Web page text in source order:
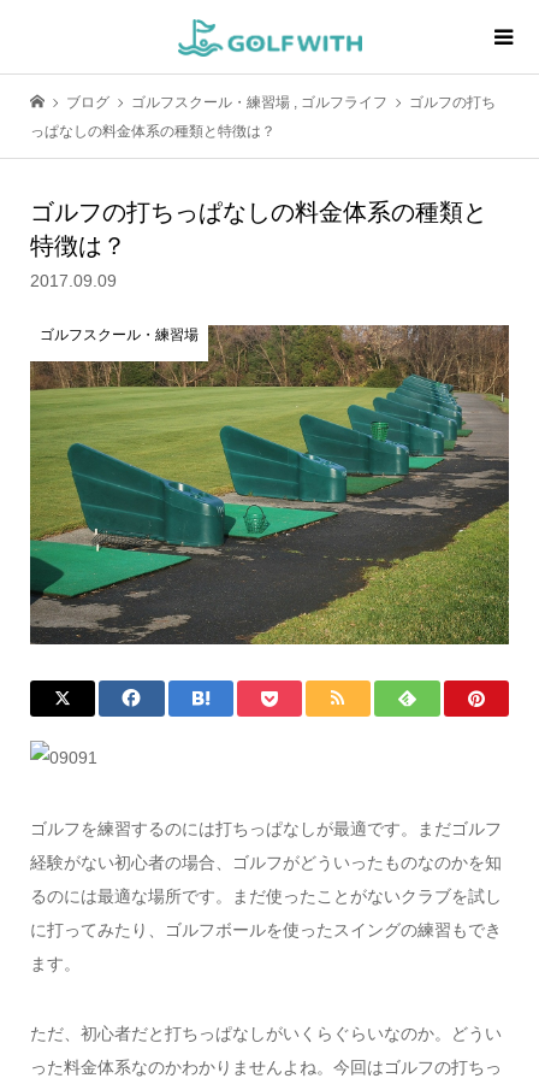
ブログ ゴルフスクール・練習場 , ゴルフライフ
ゴルフの打ち
っぱなしの料金体系の種類と特徴は？
ゴルフの打ちっぱなしの料金体系の種類と
特徴は？
2017.09.09
ゴルフスクール・練習場
ゴルフを練習するのには打ちっぱなしが最適です。まだゴルフ
経験がない初心者の場合、ゴルフがどういったものなのかを知
るのには最適な場所です。まだ使ったことがないクラブを試し
に打ってみたり、ゴルフボールを使ったスイングの練習もでき
ます。
ただ、初心者だと打ちっぱなしがいくらぐらいなのか。どうい
った料金体系なのかわかりませんよね。今回はゴルフの打ちっ